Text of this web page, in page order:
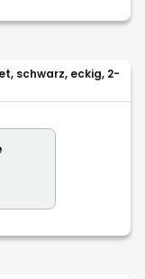
schwarz, eckig, 2-